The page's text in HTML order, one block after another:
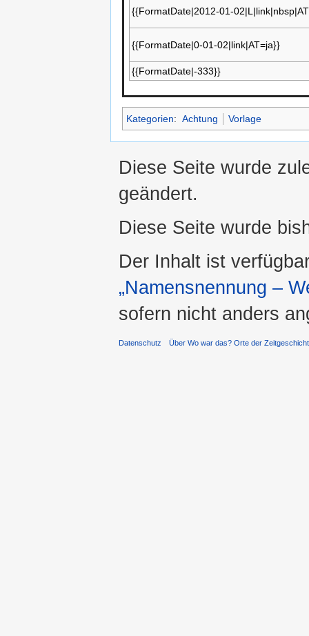
{{FormatDate|2012-01-
{{FormatDate|0-01-02|link|AT=ja}}
{{FormatDate|-333}}
Kategorien: Achtung Vorlage
Diese Seite wurde
geändert.
Diese Seite wurde
Der Inhalt ist
„Namensnennung –
sofern nicht anders
Datenschutz Über Wo war das? Orte der